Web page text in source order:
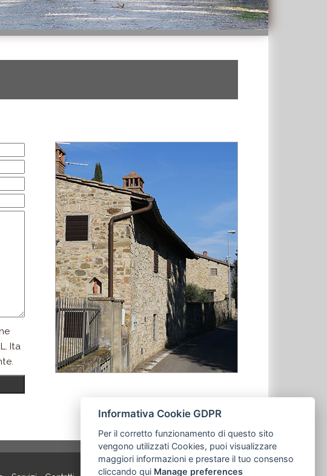
Ita
Informativa Cookie GDPR
Per il corretto funzionamento di questo sito
vengono utilizzati Cookies, puoi visualizzare
maggiori informazioni e prestare il tuo consenso
cliccando qui Manage preferences